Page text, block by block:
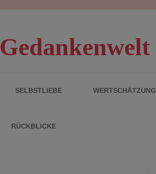
SELBSTLIEBE WERTSCHÄTZUNG
RÜCKBLICKE